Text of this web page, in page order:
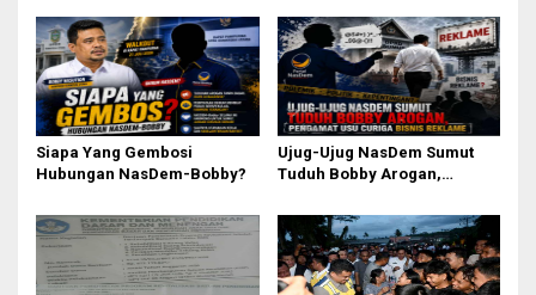
Dialog
Nama Pengawas Tidak
Tercantum di Papan
Informasi
Siapa Yang Gembosi
Hubungan NasDem-Bobby?
Ujug-Ujug NasDem Sumut
Tuduh Bobby Arogan,
Reklame